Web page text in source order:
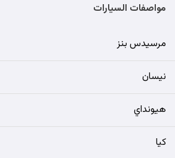
مواصفات السيارات
مرسيدس بنز
نيسان
هيونداي
كيا